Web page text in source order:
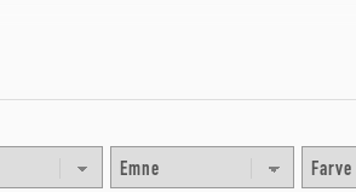
til repræsentativ fotografering, såsom
for fotografen.